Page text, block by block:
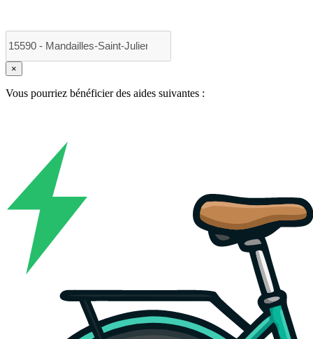
×
Vous pourriez bénéficier des aides suivantes :